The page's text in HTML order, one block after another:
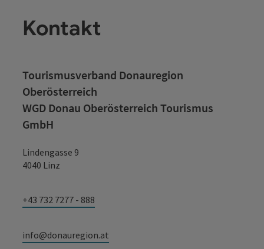
Kontakt
Tourismusverband Donauregion
Oberösterreich
WGD Donau Oberösterreich Tourismus
GmbH
Lindengasse 9
4040 Linz
+43 732 7277 - 888
info@donauregion.at